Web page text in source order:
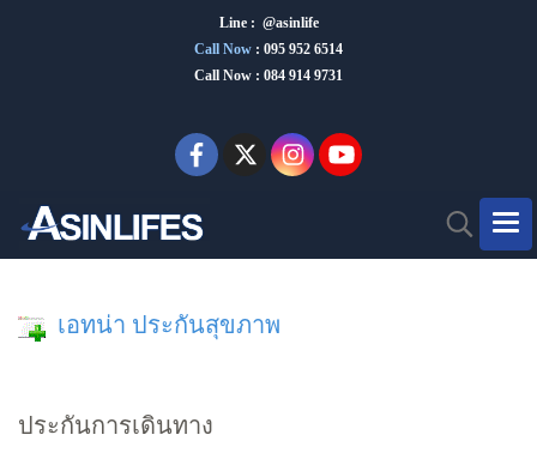
Line : @asinlife
Call Now : 095 952 6514
Call Now : 084 914 9731
เอทน่า ประกันสุขภาพ
ประกันการเดินทาง